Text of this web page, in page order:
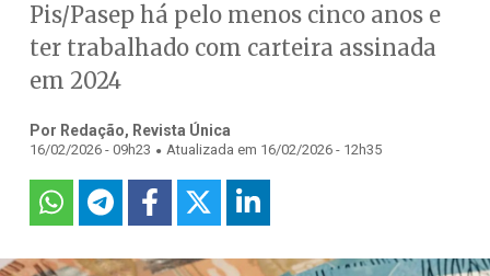
Pis/Pasep há pelo menos cinco anos e
ter trabalhado com carteira assinada
em 2024
Por Redação, Revista Única
16/02/2026 - 09h23 . Atualizada em 16/02/2026 - 12h35